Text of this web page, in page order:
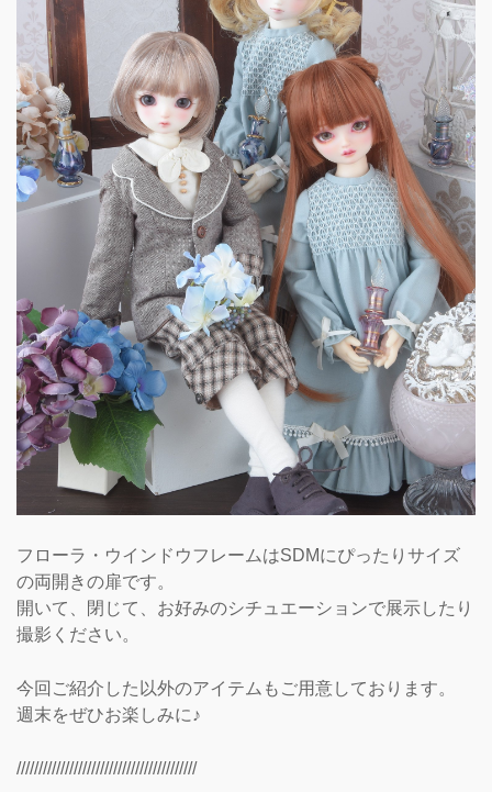
フローラ・ウインドウフレームはSDMにぴったりサイズ
の両開きの扉です。
開いて、閉じて、お好みのシチュエーションで展示したり
撮影ください。
今回ご紹介した以外のアイテムもご用意しております。
週末をぜひお楽しみに♪
/////////////////////////////////////////